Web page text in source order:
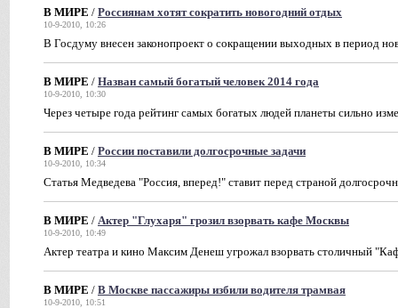
В МИРЕ / Россиянам хотят сократить новогодний отдых
10-9-2010, 10:26
В Госдуму внесен законопроект о сокращении выходных в период
В МИРЕ / Назван самый богатый человек 2014 года
10-9-2010, 10:30
Через четыре года рейтинг самых богатых людей планеты сильно
В МИРЕ / России поставили долгосрочные задачи
10-9-2010, 10:34
Cтатья Медведева "Россия, вперед!" ставит перед страной
В МИРЕ / Актер "Глухаря" грозил взорвать кафе Москвы
10-9-2010, 10:49
Актер театра и кино Максим Денеш угрожал взорвать столичный
В МИРЕ / В Москве пассажиры избили водителя трамвая
10-9-2010, 10:51